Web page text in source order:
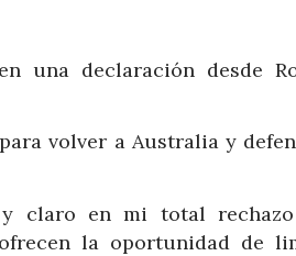
una declaración desde
volver a Australia y
y claro en mi total
la oportunidad de